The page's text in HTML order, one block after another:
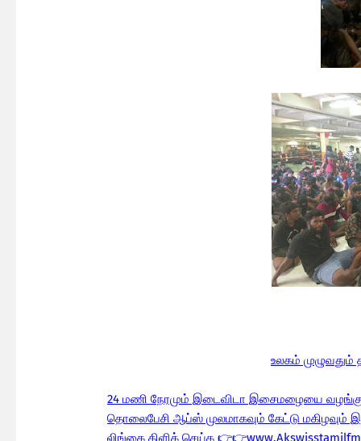
உலகம்
24 மணி நேரமும் இடைவிடா இசைமழையை
தொலைபேசி ஆப்ஸ் முலமாகவும் கேட்டு
லிங்கை கிளிக் செய்க